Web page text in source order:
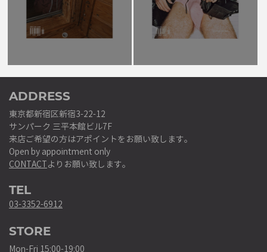
ADDRESS
東京都新宿区新宿3-22-12
サンパーク 三平本館ビル7F
来店ご希望の方はアポイントをお願い致します。
Open by appointment only
CONTACTよりお願い致します。
TEL
03-3352-6912
STORE
Mon-Fri 15:00-19:00